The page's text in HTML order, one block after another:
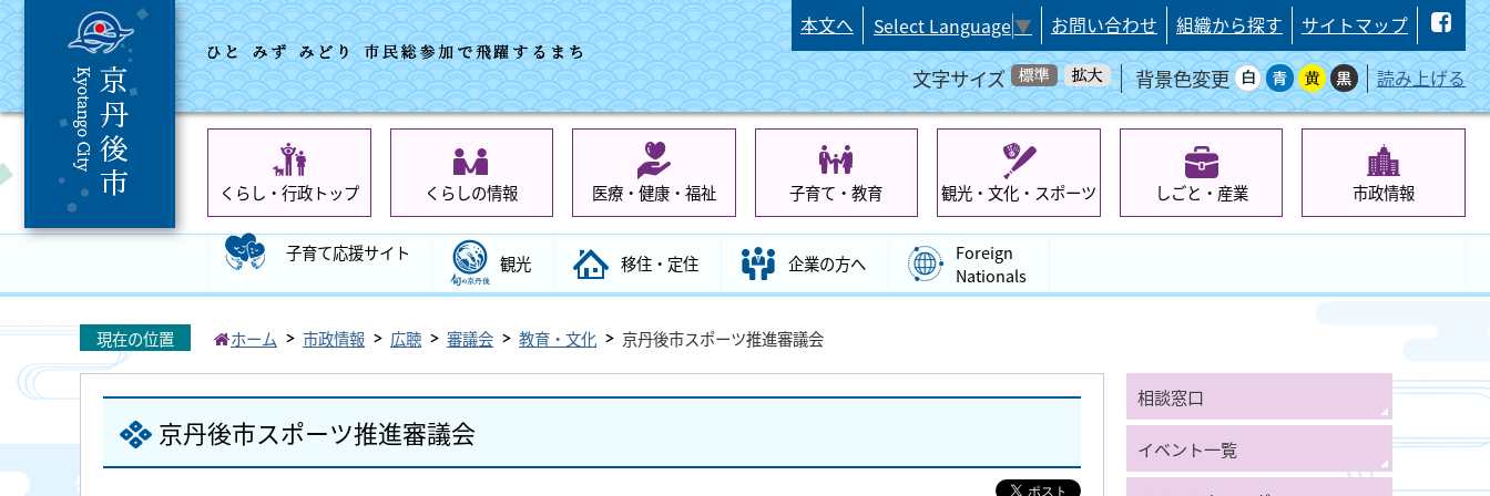
本文へ Select Language▼ お問い合わせ 組織から探す サイトマップ
文字サイズ 背景色変更 読み上げる
くらし・行政トップ くらしの情報 医療・健康・福祉 子育て・教育 観光・文化・スポーツ しごと・産業 市政情報
子育て応援サイト 観光 移住・定住 企業の方へ
Foreign
Nationals
現在の位置 ホーム 市政情報 広聴 審議会 教育・文化 京丹後市スポーツ推進審議会
京丹後市スポーツ推進審議会
相談窓口
イベント一覧